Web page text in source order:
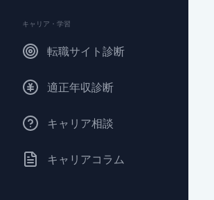
キャリア・学習
転職サイト診断
適正年収診断
キャリア相談
キャリアコラム